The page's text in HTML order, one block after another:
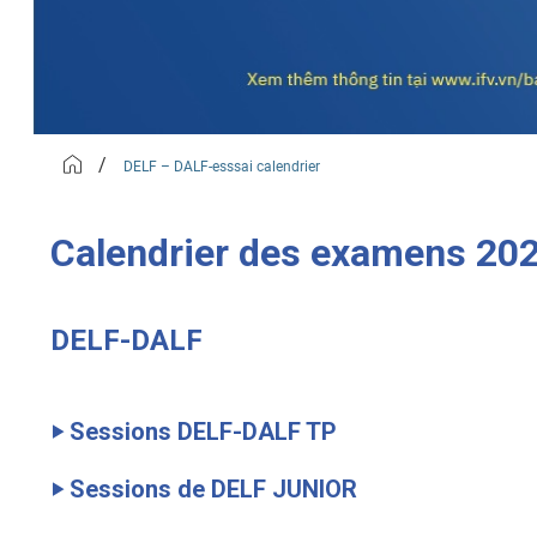
/ DELF – DALF-esssai calendrier
Calendrier des examens
DELF-DALF
‣ Sessions DELF-DALF TP
‣ Sessions de DELF JUNIOR